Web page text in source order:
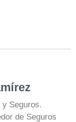
Seguros.
de Seguros